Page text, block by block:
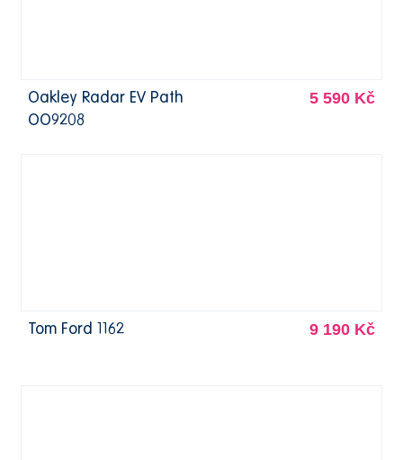
Oakley Radar EV Path
OO9208
5 590 Kč
Tom Ford 1162 9 190 Kč